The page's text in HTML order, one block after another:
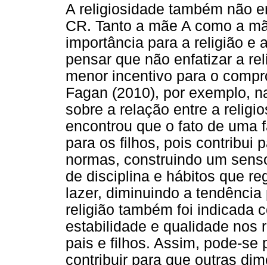
A religiosidade também não
CR. Tanto a mãe A como a
importância para a religião e
pensar que não enfatizar a
menor incentivo para o
Fagan (2010), por exemplo,
sobre a relação entre a
encontrou que o fato de uma
para os filhos, pois contribui
normas, construindo um
de disciplina e hábitos que
lazer, diminuindo a
religião também foi indicada
estabilidade e qualidade nos
pais e filhos. Assim, pode-se
contribuir para que outras